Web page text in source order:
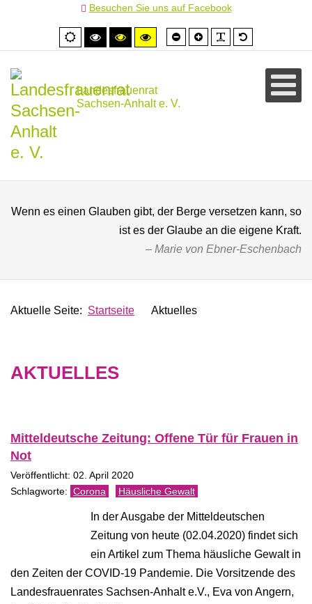
Besuchen Sie uns auf Facebook
Normale
Ansicht
Hoher
Kontrast
Hoher
Kontrast
Hoher
Kontrast
Schrift
kleiner
Schrift
größer
Landesfrauenrat
Sachsen-Anhalt e. V.
Wenn es einen Glauben gibt, der Berge versetzen kann, so
ist es der Glaube an die eigene Kraft.
Marie von Ebner-Eschenbach
Aktuelle Seite: Startseite Aktuelles
AKTUELLES
Mitteldeutsche Zeitung: Offene Tür für Frauen in
Not
Veröffentlicht: 02. April 2020
Corona Häusliche Gewalt
In der Ausgabe der Mitteldeutschen
Zeitung von heute (02.04.2020) findet sich
ein Artikel zum Thema häusliche Gewalt in
den Zeiten der COVID-19 Pandemie. Die Vorsitzende des
Landesfrauenrates Sachsen-Anhalt e.V., Eva von Angern,